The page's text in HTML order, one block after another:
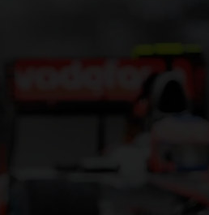
GRAND PRIX RADIO TEAM